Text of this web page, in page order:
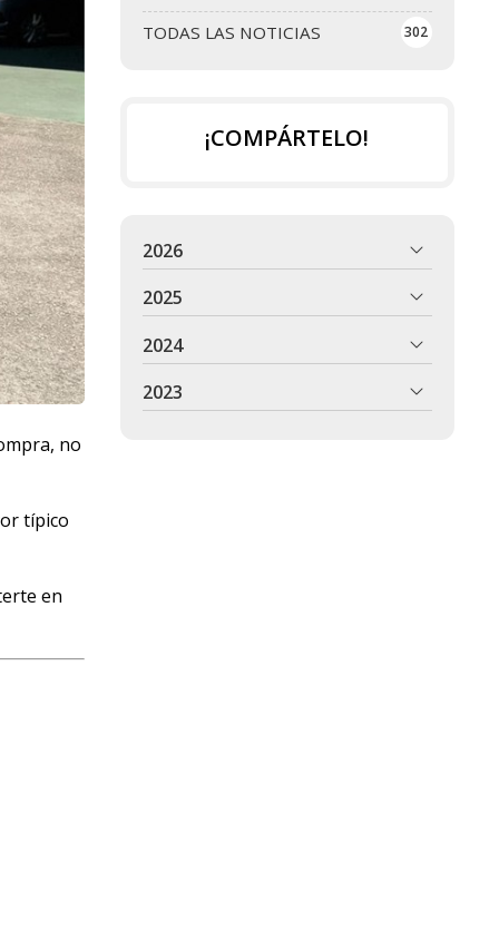
TODAS LAS NOTICIAS 302
no
típico
en
¡COMPÁRTELO!
2026
2025
2024
2023